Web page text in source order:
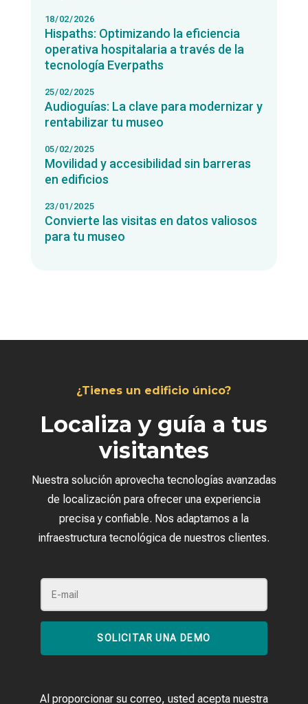
Hispaths: Optimizando la eficiencia
operativa hospitalaria a través de la
tecnología Everpaths
18/02/2026
Audioguías: La clave para modernizar y
rentabilizar tu museo
25/02/2025
Movilidad y accesibilidad sin barreras
en edificios
05/02/2025
Convierte las visitas en datos valiosos
para tu museo
23/01/2025
¿Tienes un edificio único?
Localiza y guía a tus
visitantes
Nuestra solución aprovecha tecnologías avanzadas
de localización para ofrecer una experiencia
precisa y confiable. Nos adaptamos a la
infraestructura tecnológica de nuestros clientes.
SOLICITAR UNA DEMO
Al proporcionar su correo, usted acepta nuestra